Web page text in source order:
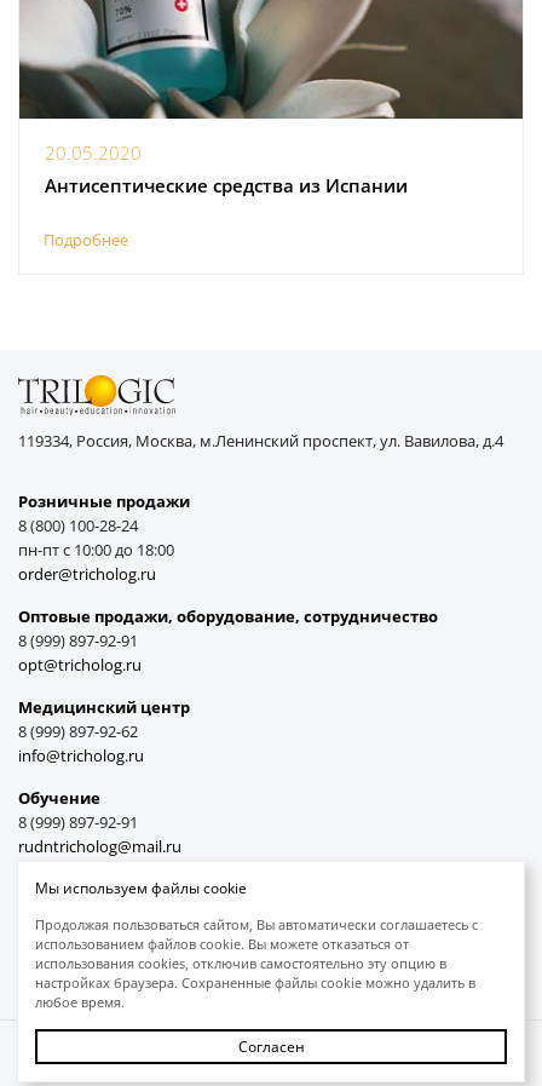
20.05.2020
Антисептические средства из Испании
Подробнее
119334, Россия, Москва, м.Ленинский проспект, ул. Вавилова, д.4
Розничные продажи
8 (800) 100-28-24
пн-пт с 10:00 до 18:00
order@tricholog.ru
Оптовые продажи, оборудование, cотрудничество
8 (999) 897-92-91
opt@tricholog.ru
Медицинский центр
8 (999) 897-92-62
info@tricholog.ru
Обучение
8 (999) 897-92-91
rudntricholog@mail.ru
Принимаем к оплате
Защита авторских прав
Обработка персональных данных
Мы используем файлы cookie
Продолжая пользоваться сайтом, Вы автоматически соглашаетесь с
использованием файлов cookie. Вы можете отказаться от
использования cookies, отключив самостоятельно эту опцию в
настройках браузера. Сохраненные файлы cookie можно удалить в
любое время.
Согласен